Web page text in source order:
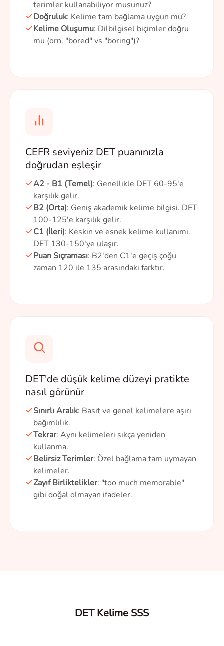
terimler kullanabiliyor musunuz?
Doğruluk: Kelime tam bağlama uygun mu?
Kelime Oluşumu: Dilbilgisel biçimler doğru
mu (örn. "bored" vs "boring")?
CEFR seviyeniz DET puanınızla
doğrudan eşleşir
A2 - B1 (Temel): Genellikle DET 60-95'e
karşılık gelir.
B2 (Orta): Geniş akademik kelime bilgisi. DET
100-125'e karşılık gelir.
C1 (İleri): Keskin ve esnek kelime kullanımı.
DET 130-150'ye ulaşır.
Puan Sıçraması: B2'den C1'e geçiş çoğu
zaman 120 ile 135 arasındaki farktır.
DET'de düşük kelime düzeyi pratikte
nasıl görünür
Sınırlı Aralık: Basit ve genel kelimelere aşırı
bağımlılık.
Tekrar: Aynı kelimeleri sıkça yeniden
kullanma.
Belirsiz Terimler: Özel bağlama tam uymayan
kelimeler.
Zayıf Birliktelikler: "too much memorable"
gibi doğal olmayan ifadeler.
DET Kelime SSS